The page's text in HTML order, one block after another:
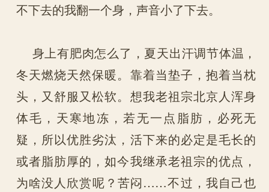
不下去的我翻一个身，声音小了下去。
身上有肥肉怎么了，夏天出汗调节体温，
冬天燃烧天然保暖。靠着当垫子，抱着当枕
头，又舒服又松软。想我老祖宗北京人浑身
体毛，天寒地冻，若无一点脂肪，必死无
疑，所以优胜劣汰，活下来的必定是毛长的
或者脂肪厚的，如今我继承老祖宗的优点，
为啥没人欣赏呢？苦闷……不过，我自己也